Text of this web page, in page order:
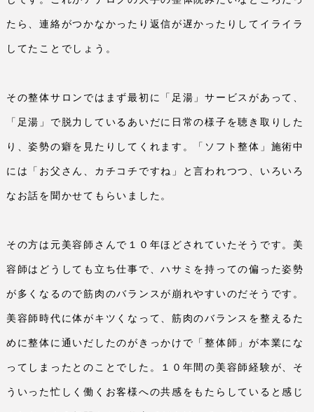
たら、連絡がつかなかったり返信が遅かったりしてイライラ
してたことでしょう。
その整体サロンではまず最初に「足湯」サービスがあって、
「足湯」で脱力しているあいだに日常の様子を聴き取りした
り、姿勢の癖を見たりしてくれます。「ソフト整体」施術中
には「お父さん、カチコチですね」と言われつつ、いろいろ
なお話を聞かせてもらいました。
その方は元美容師さんで１０年ほどされていたそうです。美
容師はどうしても立ち仕事で、ハサミを持っての偏った姿勢
が多くなるので筋肉のバランスが崩れやすいのだそうです。
美容師時代に体がキツくなって、筋肉のバランスを整えるた
めに整体に通いだしたのがきっかけで「整体師」が本業にな
ってしまったとのことでした。１０年間の美容師経験が、そ
ういった忙しく働くお客様への共感をもたらしていると感じ